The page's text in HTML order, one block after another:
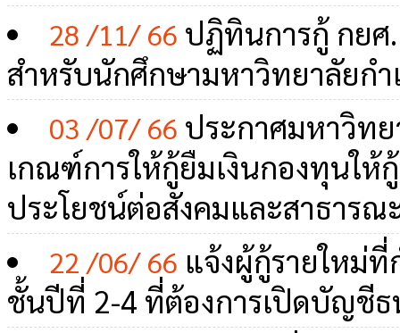
28 /11/ 66 ปฏิทินการกู้ กยศ
สำหรับนักศึกษามหาวิทยาลัยก
03 /07/ 66 ประกาศมหาวิท
เกณฑ์การให้กู้ยืมเงินกองทุนใ
ประโยชน์ต่อสังคมและสาธารณ
22 /06/ 66 แจ้งผู้กู้รายใหม่
ชั้นปีที่ 2-4 ที่ต้องการเปิดบัญชีธ